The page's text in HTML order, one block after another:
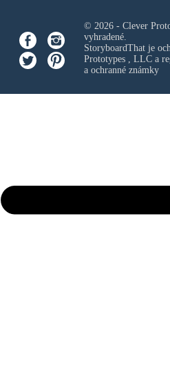
© 2026 - Clever
vyhradené.
StoryboardThat je
Prototypes , LLCa
a ochranné známky